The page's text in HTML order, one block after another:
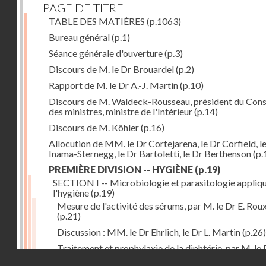
PAGE DE TITRE
TABLE DES MATIÈRES (p.1063)
Bureau général(p.1)
Séance générale d'ouverture(p.3)
Discours de M. le Dr Brouardel(p.2)
Rapport de M. le Dr A.-J. Martin(p.10)
Discours de M. Waldeck-Rousseau, président du
des ministres, ministre de l'Intérieur(p.14)
Discours de M. Köhler(p.16)
Allocution de MM. le Dr Cortejarena, le Dr Corfield,
Inama-Sternegg, le Dr Bartoletti, le Dr Berthenson
PREMIÈRE DIVISION -- HYGIÈNE (p.19)
SECTION I -- Microbiologie et parasitologie
l'hygiène(p.19)
Mesure de l'activité des sérums, par M. le Dr E.
(p.21)
Discussion : MM. le Dr Ehrlich, le Dr L. Martin(p.26)
Traitement et prophylaxie de la diphtérie, par M. le